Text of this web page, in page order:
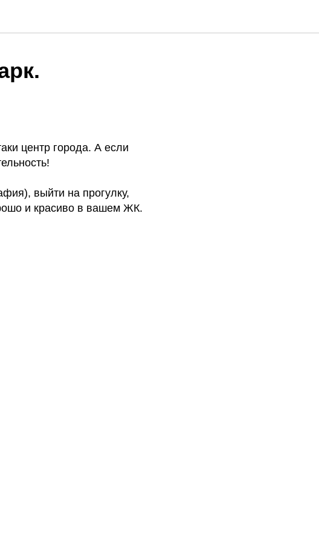
центр города. А если
выйти на прогулку,
и красиво в вашем ЖК.